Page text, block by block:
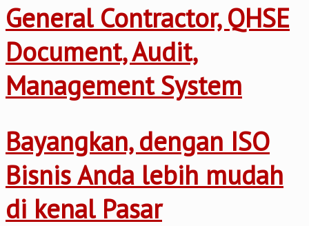
General Contractor, QHSE
Document, Audit,
Management System
Bayangkan, dengan ISO
Bisnis Anda lebih mudah
di kenal Pasar